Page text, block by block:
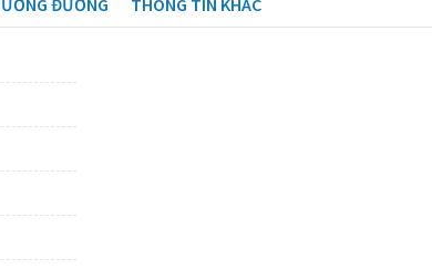
ĐƯƠNG THÔNG TIN KHÁC